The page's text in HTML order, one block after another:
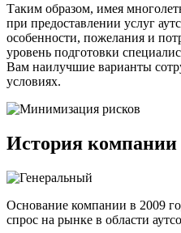
Таким образом, имея
при предоставлении услуг
особенности, пожелания и
уровень подготовки
Вам наилучшие варианты
условиях.
История компании
Основание компании в 2009
спрос на рынке в области